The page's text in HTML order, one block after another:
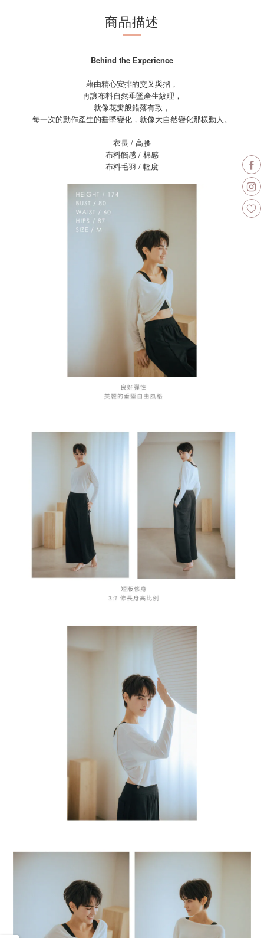
商品描述
Behind the Experience
藉由精心安排的交叉與摺，
再讓布料自然垂墜產生紋理，
就像花瓣般錯落有致，
每一次的動作產生的垂墜變化，就像大自然變化那樣動人。
衣長 / 高腰
布料觸感 / 棉感
布料毛羽 / 輕度